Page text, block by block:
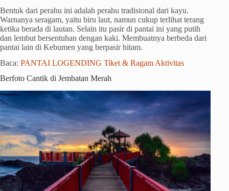
Bentuk dari perahu ini adalah perahu tradisional dari kayu.
Warnanya seragam, yaitu biru laut, namun cukup terlihat terang
ketika berada di lautan. Selain itu pasir di pantai ini yang putih
dan lembut bersentuhan dengan kaki. Membuatnya berbeda dari
pantai lain di Kebumen yang berpasir hitam.
Baca: PANTAI LOGENDING Tiket & Ragam Aktivitas
Berfoto Cantik di Jembatan Merah